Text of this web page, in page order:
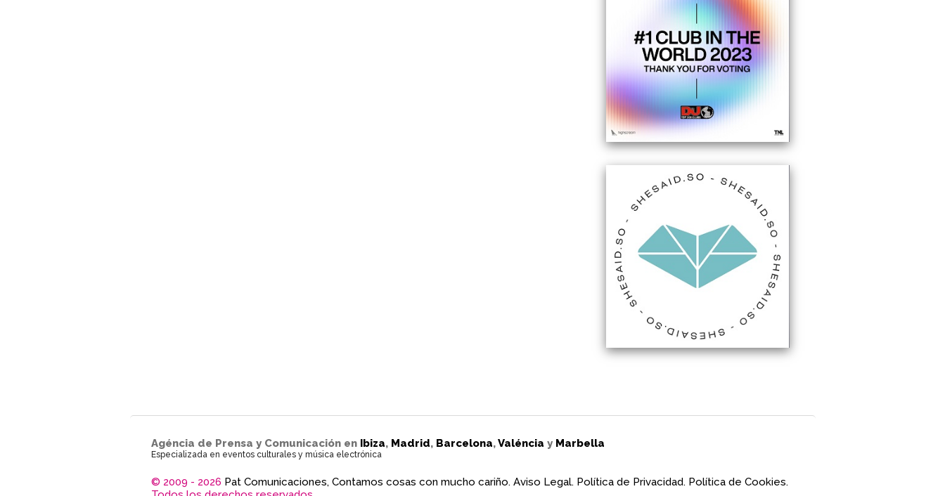
Agéncia de Prensa y Comunicación en Ibiza, Madrid, Barcelona,Valéncia y Marbella
Especializada en eventos culturales y música electrónica
© 2009 - 2026 Pat Comunicaciones, Contamos cosas con mucho cariño. Aviso Legal. Política de Privacidad. Política de Cookies.